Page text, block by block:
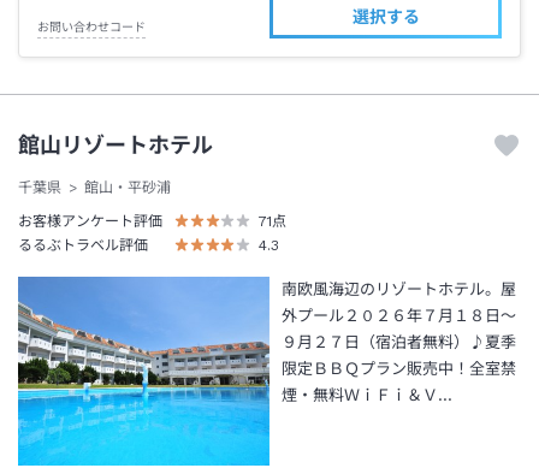
お問い合わせコード
選択する
館山リゾートホテル
千葉県
館山・平砂浦
お客様アンケート評価
71点
るるぶトラベル評価
4.3
南欧風海辺のリゾートホテル。屋
外プール２０２６年７月１８日～
９月２７日（宿泊者無料）♪夏季
限定ＢＢＱプラン販売中！全室禁
煙・無料ＷｉＦｉ＆Ｖ…